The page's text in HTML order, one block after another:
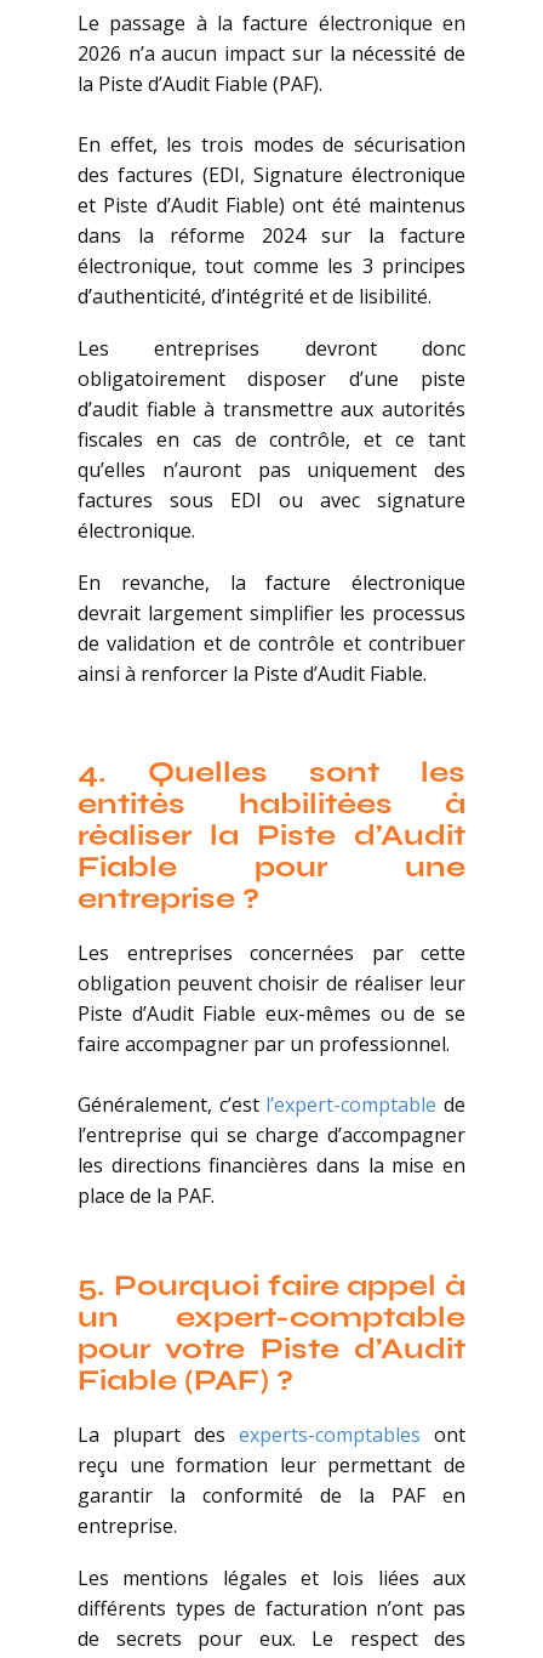
Le passage à la facture électronique en
2026 n’a aucun impact sur la nécessité de
la Piste d’Audit Fiable (PAF).
En effet, les trois modes de sécurisation
des factures (EDI, Signature électronique
et Piste d’Audit Fiable) ont été maintenus
dans la réforme 2024 sur la facture
électronique, tout comme les 3 principes
d’authenticité, d’intégrité et de lisibilité.
Les entreprises devront donc
obligatoirement disposer d’une piste
d’audit fiable à transmettre aux autorités
fiscales en cas de contrôle, et ce tant
qu’elles n’auront pas uniquement des
factures sous EDI ou avec signature
électronique.
En revanche, la facture électronique
devrait largement simplifier les processus
de validation et de contrôle et contribuer
ainsi à renforcer la Piste d’Audit Fiable.
4. Quelles sont les
entités habilitées à
réaliser la Piste d’Audit
Fiable pour une
entreprise ?
Les entreprises concernées par cette
obligation peuvent choisir de réaliser leur
Piste d’Audit Fiable eux-mêmes ou de se
faire accompagner par un professionnel.
Généralement, c’est l’expert-comptable de
l’entreprise qui se charge d’accompagner
les directions financières dans la mise en
place de la PAF.
5. Pourquoi faire appel à
un expert-comptable
pour votre Piste d’Audit
Fiable (PAF) ?
La plupart des experts-comptables ont
reçu une formation leur permettant de
garantir la conformité de la PAF en
entreprise.
Les mentions légales et lois liées aux
différents types de facturation n’ont pas
de secrets pour eux. Le respect des